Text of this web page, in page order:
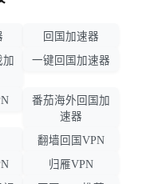
回国加速器
一键回国加速器
番茄海外回国加
速器
翻墙回国VPN
归雁VPN